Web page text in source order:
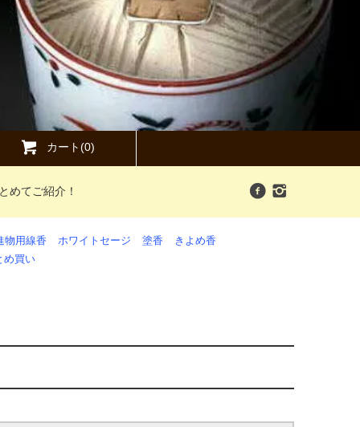
カート(0)
めてご紹介！
物用線香 ホワイトセージ 塗香
きよめ香
め買い